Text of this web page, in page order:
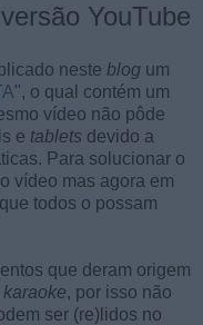
YouTube
neste blog um
", o qual contém um
vídeo não pôde
e tablets devido a
Para solucionar o
vídeo mas agora em
todos o possam
que deram origem
karaoke, por isso não
ser (re)lidos no